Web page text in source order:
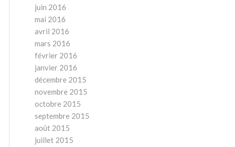
juin 2016
mai 2016
avril 2016
mars 2016
février 2016
janvier 2016
décembre 2015
novembre 2015
octobre 2015
septembre 2015
août 2015
juillet 2015